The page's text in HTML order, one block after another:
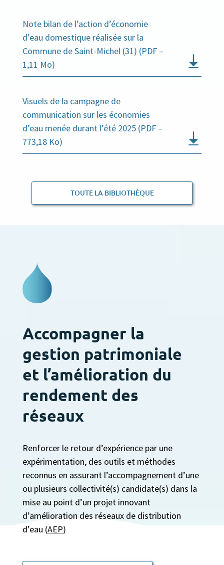
Note bilan de l’action d’économie
d’eau domestique réalisée sur la
Commune de Saint-Michel (31) (PDF –
1,11 Mo)
Visuels de la campagne de
communication sur les économies
d’eau menée durant l’été 2025 (PDF –
773,18 Ko)
TOUTE LA BIBLIOTHÈQUE
Accompagner la
gestion patrimoniale
et l’amélioration du
rendement des
réseaux
Renforcer le retour d’expérience par une
expérimentation, des outils et méthodes
reconnus en assurant l’accompagnement d’une
ou plusieurs collectivité(s) candidate(s) dans la
mise au point d’un projet innovant
d’amélioration des réseaux de distribution
d’eau (AEP)